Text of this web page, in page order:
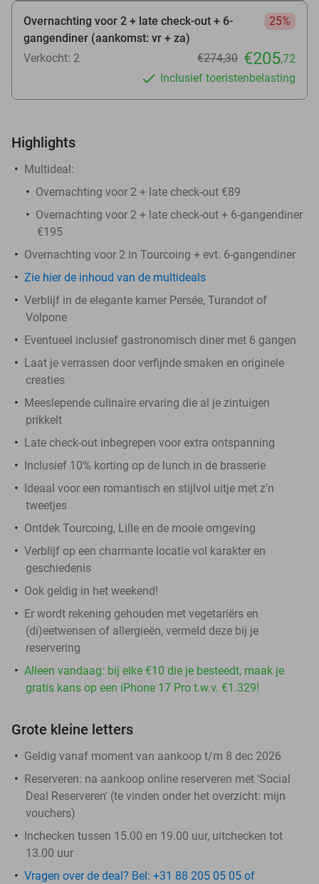
Overnachting voor 2 + late check-out + 6-
gangendiner (aankomst: vr + za)
25%
Verkocht: 2 €274,30 €205,72
Inclusief toeristenbelasting
Highlights
Multideal:
Overnachting voor 2 + late check-out €89
Overnachting voor 2 + late check-out + 6-gangendiner
€195
Overnachting voor 2 in Tourcoing + evt. 6-gangendiner
Zie hier de inhoud van de multideals
Verblijf in de elegante kamer Persée, Turandot of
Volpone
Eventueel inclusief gastronomisch diner met 6 gangen
Laat je verrassen door verfijnde smaken en originele
creaties
Meeslepende culinaire ervaring die al je zintuigen
prikkelt
Late check-out inbegrepen voor extra ontspanning
Inclusief 10% korting op de lunch in de brasserie
Ideaal voor een romantisch en stijlvol uitje met z'n
tweetjes
Ontdek Tourcoing, Lille en de mooie omgeving
Verblijf op een charmante locatie vol karakter en
geschiedenis
Ook geldig in het weekend!
Er wordt rekening gehouden met vegetariërs en
(di)eetwensen of allergieën, vermeld deze bij je
reservering
Alleen vandaag: bij elke €10 die je besteedt, maak je
gratis kans op een iPhone 17 Pro t.w.v. €1.329!
Grote kleine letters
Geldig vanaf moment van aankoop t/m 8 dec 2026
Reserveren: na aankoop online reserveren met 'Social
Deal Reserveren' (te vinden onder het overzicht: mijn
vouchers)
Inchecken tussen 15.00 en 19.00 uur, uitchecken tot
13.00 uur
Vragen over de deal? Bel: +31 88 205 05 05 of